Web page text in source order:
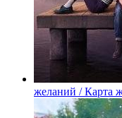
желаний / Карта